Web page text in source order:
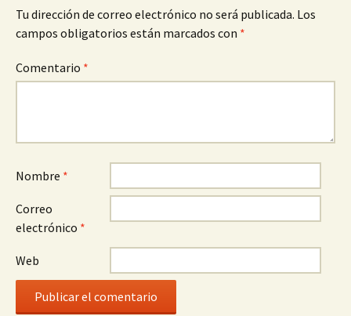
Tu dirección de correo electrónico no será publicada. Los
campos obligatorios están marcados con *
Comentario *
Nombre *
Correo
electrónico *
Web